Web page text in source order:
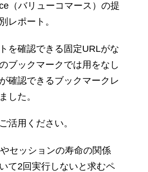
（バリューコマース）の提
レポート。
を確認できる固定URLがな
ブックマークでは用をなし
確認できるブックマークレ
した。
活用ください。
セッションの寿命の関係
て2回実行しないと求むペ